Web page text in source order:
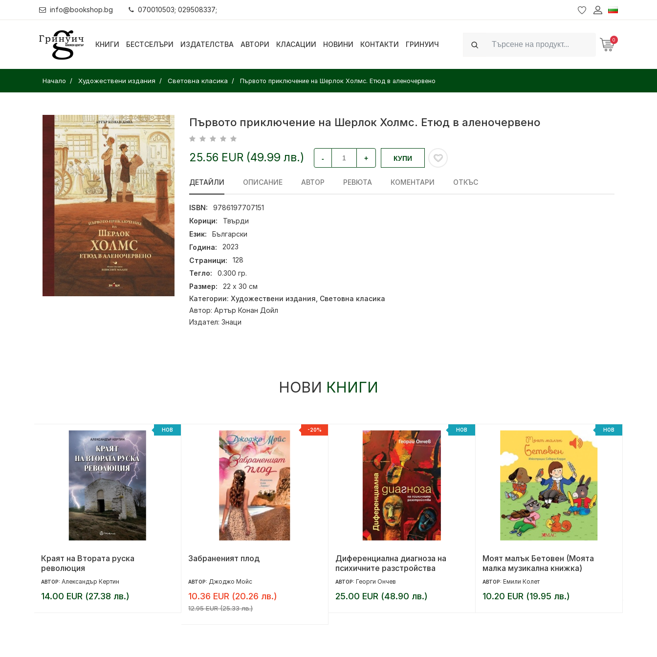
info@bookshop.bg 070010503; 029508337;
КНИГИ БЕСТСЕЛЪРИ ИЗДАТЕЛСТВА АВТОРИ КЛАСАЦИИ НОВИНИ КОНТАКТИ ГРИНУИЧ
Search
0
Начало Художествени издания Световна класика Първото приключение на Шерлок Холмс. Етюд в аленочервено
Първото приключение на Шерлок Холмс. Етюд в аленочервено
25.56 EUR (49.99 лв.) - + КУПИ
ДЕТАЙЛИ ОПИСАНИЕ АВТОР РЕВЮТА КОМЕНТАРИ ОТКЪС
ISBN:
9786197707151
Корици:
Твърди
Език:
Български
Година:
2023
Страници:
128
Тегло:
0.300 гр.
Размер:
22 х 30 см
Категории: Художествени издания, Световна класика
Автор: Артър Конан Дойл
Издател: Знаци
НОВИ КНИГИ
НОВ
Краят на Втората руска
революция
АВТОР: Александър Кертин
14.00 EUR (27.38 лв.)
-20%
Забраненият плод
АВТОР: Джоджо Мойс
10.36 EUR (20.26 лв.)
12.95 EUR (25.33 лв.)
НОВ
Диференциална диагноза на
психичните разстройства
АВТОР: Георги Ончев
25.00 EUR (48.90 лв.)
НОВ
Моят малък Бетовен (Моята
малка музикална книжка)
АВТОР: Емили Колет
10.20 EUR (19.95 лв.)